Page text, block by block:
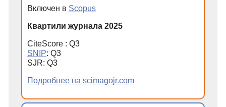
Включен в Scopus
Квартили журнала 2025
CiteScore : Q3
SNIP: Q3
SJR: Q3
Подробнее на scimagojr.com